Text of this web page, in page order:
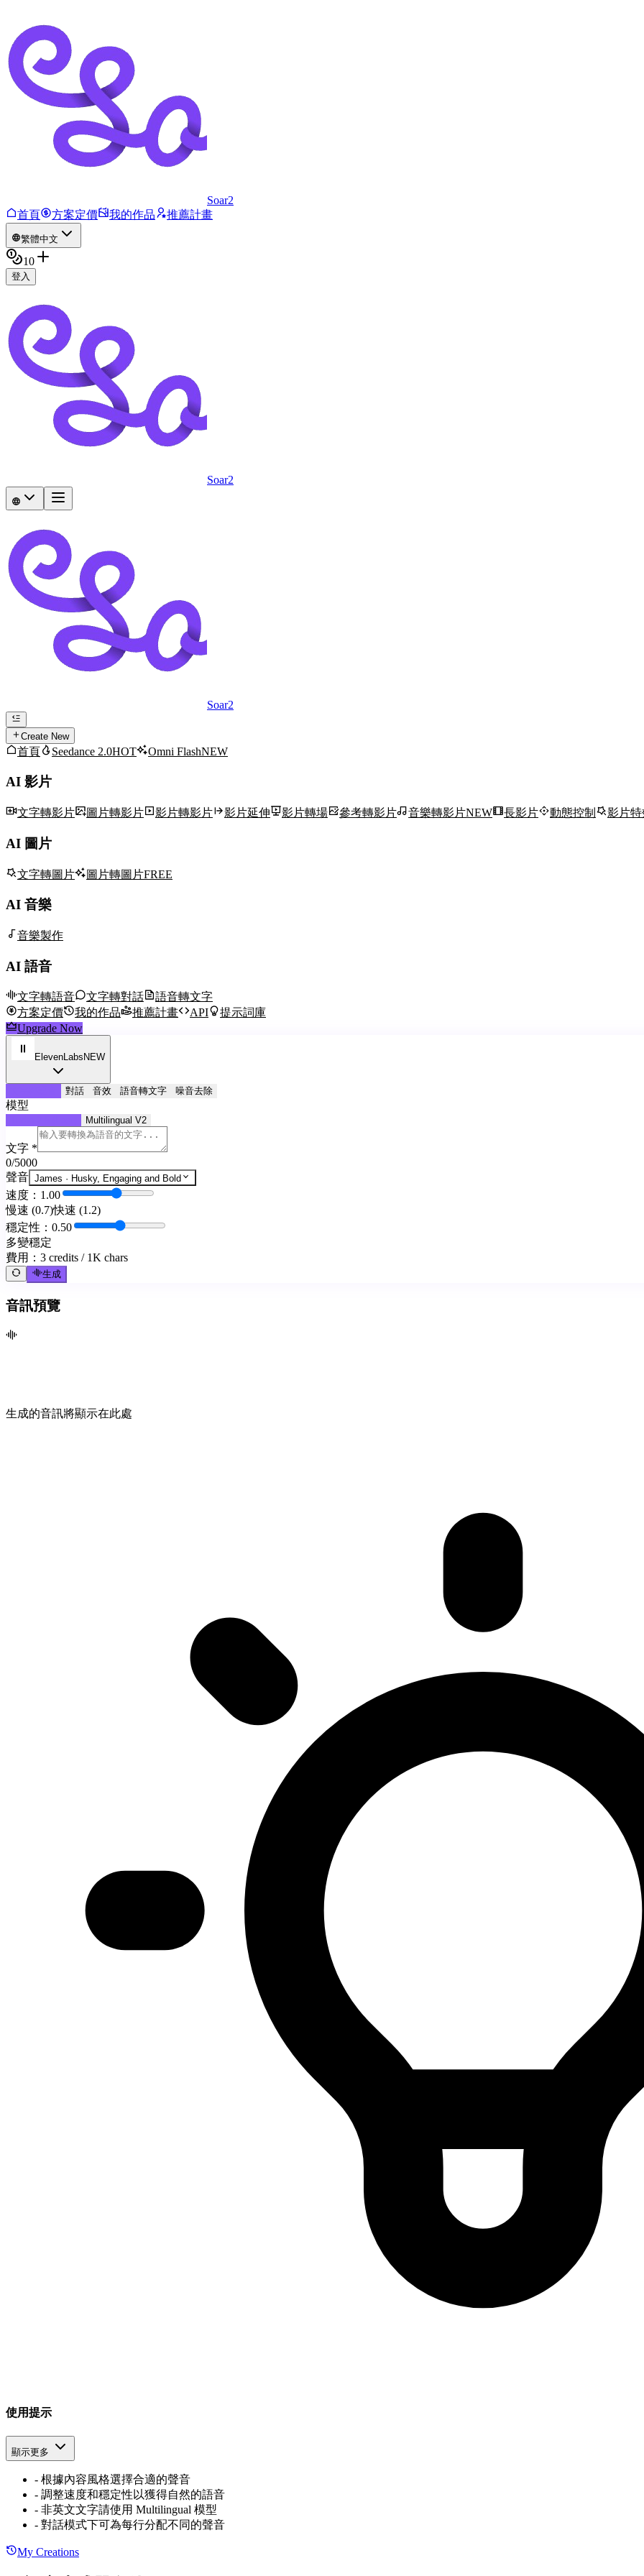
Soar2
首頁
方案定價 我的作品 推薦計畫
繁體中文
10
登入
Soar2
Soar2
Create New
首頁 Seedance 2.0HOT Omni FlashNEW
AI 影片
文字轉影片 圖片轉影片 影片轉影片 影片延伸 影片轉場 參考轉影片 音樂轉影片NEW 長影片 動態控制 影片特
AI 圖片
文字轉圖片 圖片轉圖片FREE
AI 音樂
音樂製作
AI 語音
文字轉語音 文字轉對話
語音轉文字
方案定價
我的作品 推薦計畫 API
提示詞庫
Upgrade Now
ElevenLabs NEW
對話 音效 語音轉文字 噪音去除
模型
Multilingual V2
文字 *
0/5000
聲音 James · Husky, Engaging and Bold
速度：1.00
慢速 (0.7)快速 (1.2)
穩定性：0.50
多變穩定
費用： 3 credits / 1K chars
生成
音訊預覽
生成的音訊將顯示在此處
使用提示
顯示更多
- 根據內容風格選擇合適的聲音
- 調整速度和穩定性以獲得自然的語音
- 非英文文字請使用 Multilingual 模型
- 對話模式下可為每行分配不同的聲音
My Creations